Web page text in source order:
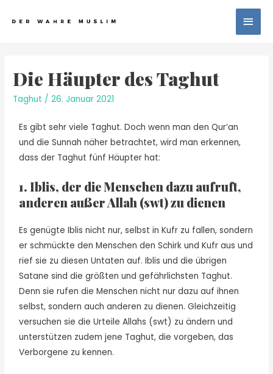
Die Häupter des Taghut
Taghut /26. Januar 2021
Es gibt sehr viele Taghut. Doch wenn man den Qur’an
und die Sunnah näher betrachtet, wird man erkennen,
dass der Taghut fünf Häupter hat:
1. Iblis, der die Menschen dazu aufruft,
anderen außer Allah (swt) zu dienen
Es genügte Iblis nicht nur, selbst in Kufr zu fallen, sondern
er schmückte den Menschen den Schirk und Kufr aus und
rief sie zu diesen Untaten auf. Iblis und die übrigen
Satane sind die größten und gefährlichsten Taghut.
Denn sie rufen die Menschen nicht nur dazu auf ihnen
selbst, sondern auch anderen zu dienen. Gleichzeitig
versuchen sie die Urteile Allahs (swt) zu ändern und
unterstützen zudem jene Taghut, die vorgeben, das
Verborgene zu kennen.